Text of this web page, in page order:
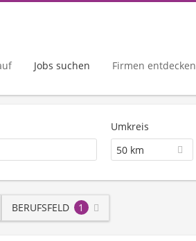
Jobs suchen Firmen entdecken
Umkreis
50 km
BERUFSFELD 1